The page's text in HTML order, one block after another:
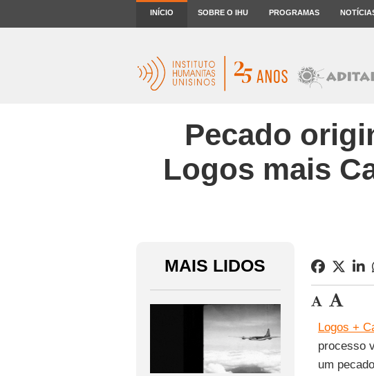
INÍCIO SOBRE O IHU PROGRAMAS
Pecado
Logos mais
MAIS LIDOS
Logos +
processo
um